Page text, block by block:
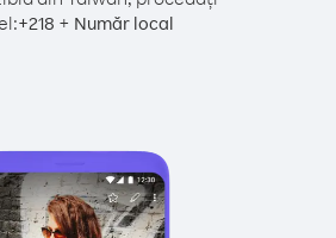
+218 + Număr local